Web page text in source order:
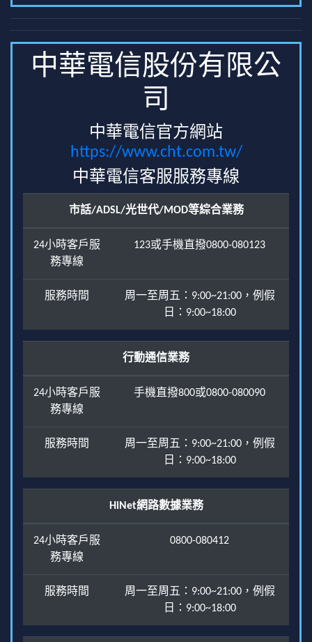
中華電信股份有限公
司
中華電信官方網站
https://www.cht.com.tw/
中華電信客服服務專線
市話/ADSL/光世代/MOD等綜合業務
24小時客戶服
務專線
123或手機直撥0800-080123
服務時間
周一至周五：9:00~21:00，例假
日：9:00~18:00
行動通信業務
24小時客戶服
務專線
手機直撥800或0800-080090
服務時間
周一至周五：9:00~21:00，例假
日：9:00~18:00
HiNet網路數據業務
24小時客戶服
務專線
0800-080412
服務時間
周一至周五：9:00~21:00，例假
日：9:00~18:00